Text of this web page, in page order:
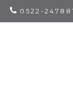
0 5 2 2 - 2 4 7 8 8 1